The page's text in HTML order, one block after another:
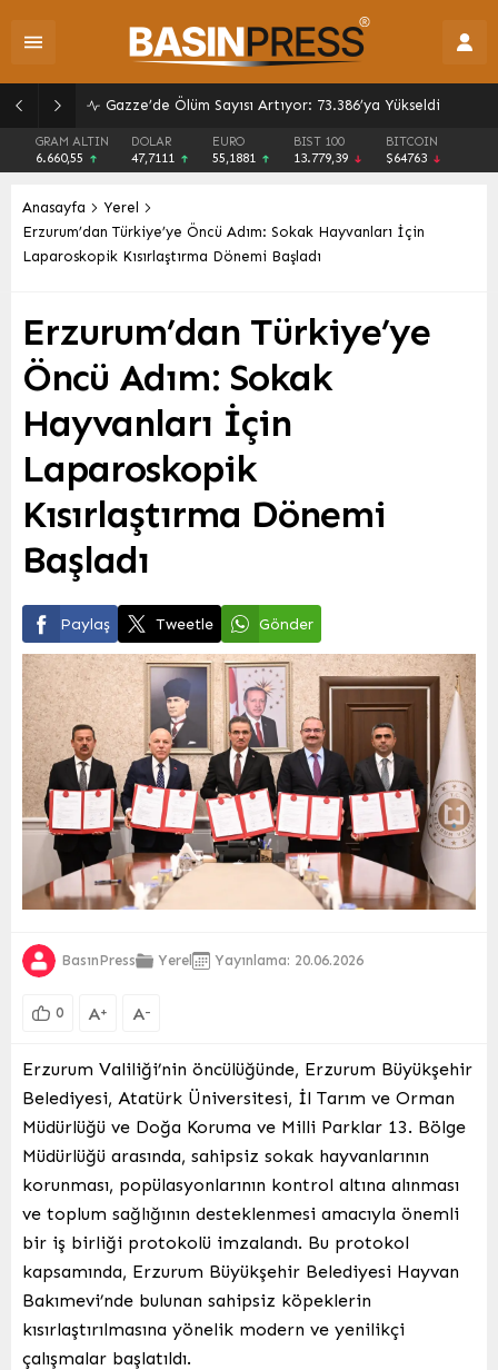
GRAM ALTIN
6.660,55
DOLAR
47,7111
EURO
55,1881
BIST 100
13.779,39
BITCOIN
$64763
Anasayfa
Yerel
Erzurum’dan Türkiye’ye Öncü Adım: Sokak Hayvanları İçin
Laparoskopik Kısırlaştırma Dönemi Başladı
Erzurum’dan Türkiye’ye
Öncü Adım: Sokak
Hayvanları İçin
Laparoskopik
Kısırlaştırma Dönemi
Başladı
Paylaş Tweetle Gönder
BasınPress Yerel Yayınlama: 20.06.2026
0 A+ A-
Erzurum Valiliği’nin öncülüğünde, Erzurum Büyükşehir
Belediyesi, Atatürk Üniversitesi, İl Tarım ve Orman
Müdürlüğü ve Doğa Koruma ve Milli Parklar 13. Bölge
Müdürlüğü arasında, sahipsiz sokak hayvanlarının
korunması, popülasyonlarının kontrol altına alınması
ve toplum sağlığının desteklenmesi amacıyla önemli
bir iş birliği protokolü imzalandı. Bu protokol
kapsamında, Erzurum Büyükşehir Belediyesi Hayvan
Bakımevi’nde bulunan sahipsiz köpeklerin
kısırlaştırılmasına yönelik modern ve yenilikçi
çalışmalar başlatıldı.